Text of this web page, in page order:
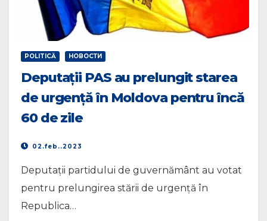
POLITICĂ НОВОСТИ
Deputații PAS au prelungit starea
de urgență în Moldova pentru încă
60 de zile
02.feb..2023
Deputații partidului de guvernământ au votat
pentru prelungirea stării de urgență în
Republica…